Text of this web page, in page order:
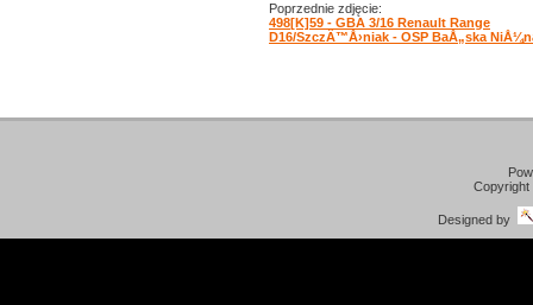
Poprzednie zdjęcie:
498[K]59 - GBA 3/16 Renault Range
D16/SzczÄ™Å›niak - OSP BaÅ„ska
Designed by